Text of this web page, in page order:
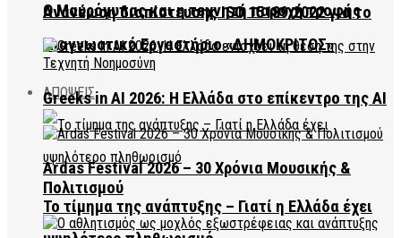
Ανανέωση διαπίστευσης ISO 15189:2022 για το
Διαγνωστικό Εργαστήριο «ΔΗΜΟΚΡΙΤΟΣ»
ΑΠΟΨΕΙΣ
Το τίμημα της ανάπτυξης – Γιατί η Ελλάδα έχει
Ο Μαυρόγυπας και η τεχνητή παροχή τροφής
Greeks in AI 2026: Η Ελλάδα στο επίκεντρο της AI
Ardas Festival 2026 – 30 Χρόνια Μουσικής &
Πολιτισμού